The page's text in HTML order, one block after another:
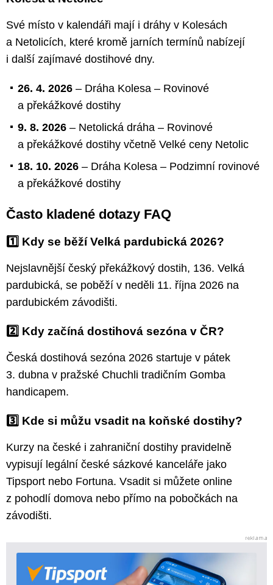
Své místo v kalendáři mají i dráhy v Kolesách
a Netolicích, které kromě jarních termínů nabízejí
i další zajímavé dostihové dny.
26. 4. 2026 – Dráha Kolesa – Rovinové
a překážkové dostihy
9. 8. 2026 – Netolická dráha – Rovinové
a překážkové dostihy včetně Velké ceny Netolic
18. 10. 2026 – Dráha Kolesa – Podzimní rovinové
a překážkové dostihy
Často kladené dotazy FAQ
1️⃣ Kdy se běží Velká pardubická 2026?
Nejslavnější český překážkový dostih, 136. Velká
pardubická, se poběží v neděli 11. října 2026 na
pardubickém závodišti.
2️⃣ Kdy začíná dostihová sezóna v ČR?
Česká dostihová sezóna 2026 startuje v pátek
3. dubna v pražské Chuchli tradičním Gomba
handicapem.
3️⃣ Kde si můžu vsadit na koňské dostihy?
Kurzy na české i zahraniční dostihy pravidelně
vypisují legální české sázkové kanceláře jako
Tipsport nebo Fortuna. Vsadit si můžete online
z pohodlí domova nebo přímo na pobočkách na
závodišti.